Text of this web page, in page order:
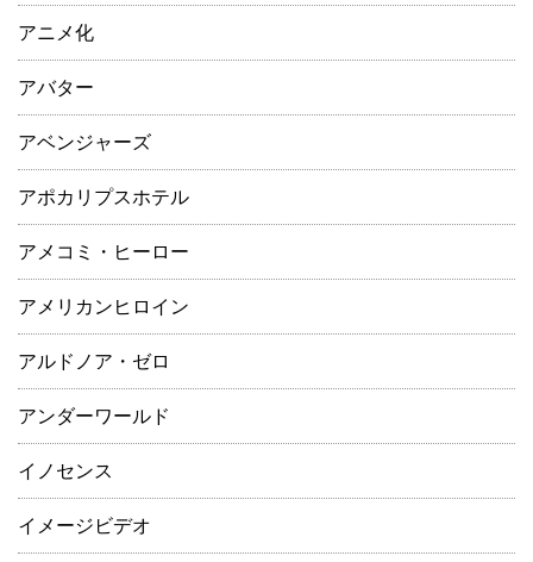
アニメ化
アバター
アベンジャーズ
アポカリプスホテル
アメコミ・ヒーロー
アメリカンヒロイン
アルドノア・ゼロ
アンダーワールド
イノセンス
イメージビデオ